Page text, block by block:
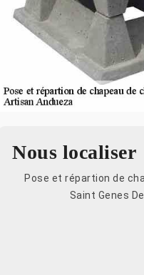
Nous localiser
Pose et répartion de
Saint Genes